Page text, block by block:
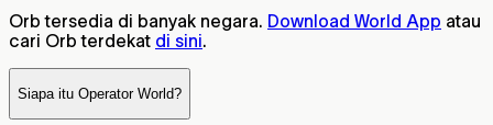
Orb tersedia di banyak negara. Download World App atau
cari Orb terdekat di sini.
Siapa itu Operator World?